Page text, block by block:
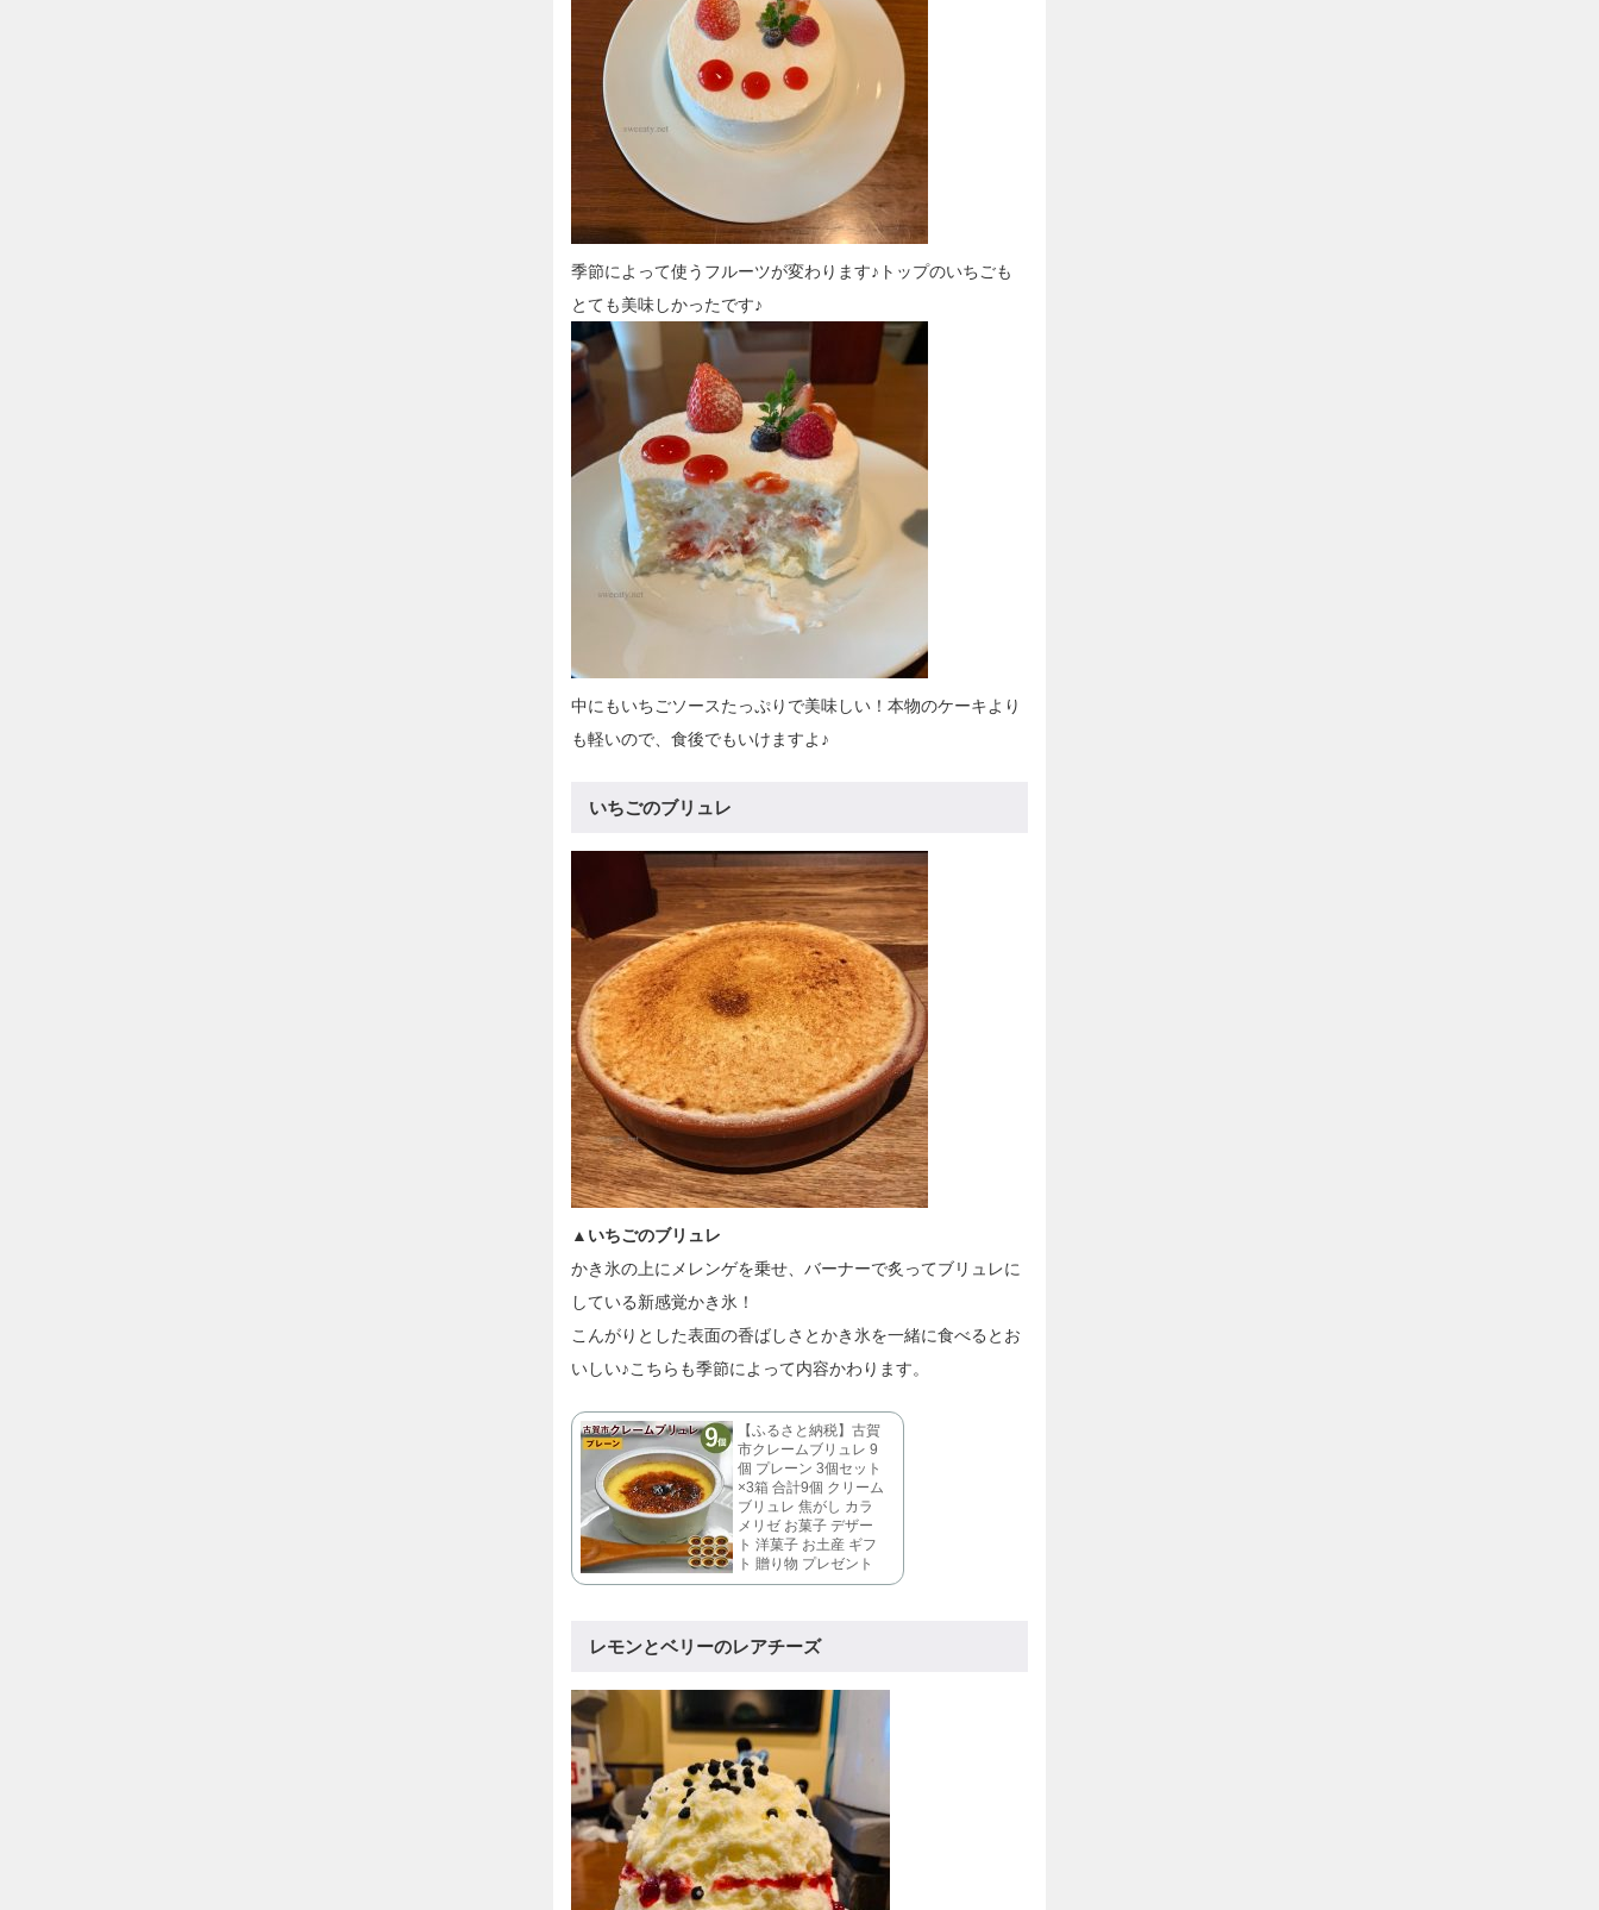
季節によって使うフルーツが変わります♪トップのいちごも
とても美味しかったです♪
中にもいちごソースたっぷりで美味しい！本物のケーキより
も軽いので、食後でもいけますよ♪
いちごのブリュレ
▲いちごのブリュレ
かき氷の上にメレンゲを乗せ、バーナーで炙ってブリュレに
している新感覚かき氷！
こんがりとした表面の香ばしさとかき氷を一緒に食べるとお
いしい♪こちらも季節によって内容かわります。
【ふるさと納税】古賀
市クレームブリュレ 9
個 プレーン 3個セット
×3箱 合計9個 クリーム
ブリュレ 焦がし カラ
メリゼ お菓子 デザー
ト 洋菓子 お土産 ギフ
ト 贈り物 プレゼント
レモンとベリーのレアチーズ